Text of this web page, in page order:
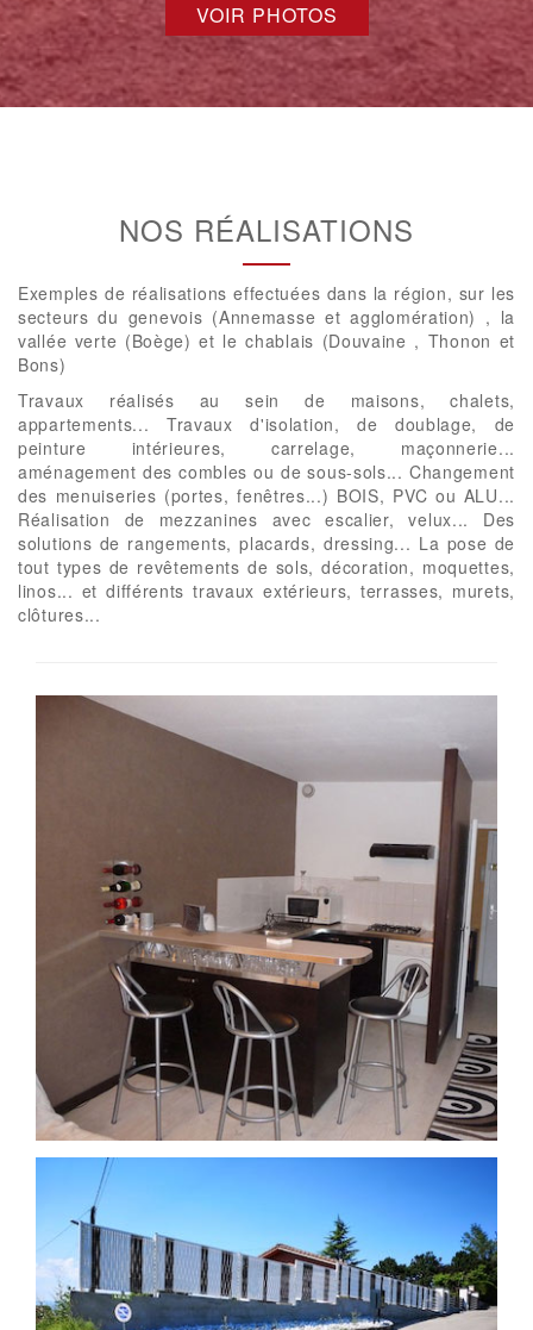
VOIR PHOTOS
NOS RÉALISATIONS
Exemples de réalisations effectuées dans la région, sur les
secteurs du genevois (Annemasse et agglomération) , la
vallée verte (Boège) et le chablais (Douvaine , Thonon et
Bons)
Travaux réalisés au sein de maisons, chalets,
appartements... Travaux d'isolation, de doublage, de
peinture intérieures, carrelage, maçonnerie...
aménagement des combles ou de sous-sols... Changement
des menuiseries (portes, fenêtres...) BOIS, PVC ou ALU...
Réalisation de mezzanines avec escalier, velux... Des
solutions de rangements, placards, dressing... La pose de
tout types de revêtements de sols, décoration, moquettes,
linos... et différents travaux extérieurs, terrasses, murets,
clôtures...